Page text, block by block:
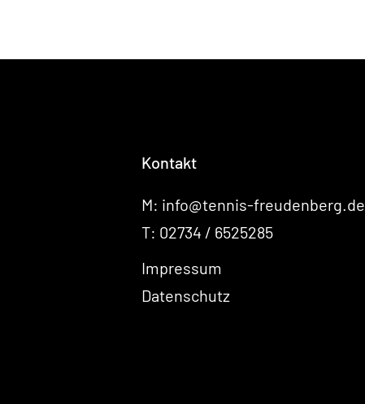
Kontakt
M: info@tennis-freudenberg.de
T: 02734 / 6525285
Impressum
Datenschutz